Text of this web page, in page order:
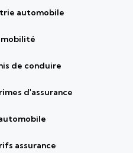
automobile
mobilité
de conduire
d'assurance
assurance